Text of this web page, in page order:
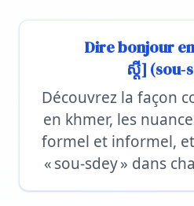
Dire bonjour
ស្តី]
Découvrez la façon
en khmer, les
formel et informel,
« sou-sdey » dans